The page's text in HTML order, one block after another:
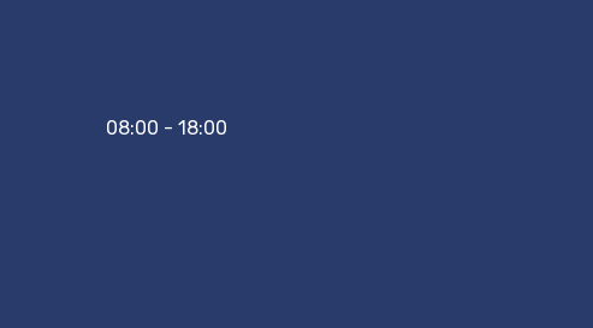
08:00 - 18:00